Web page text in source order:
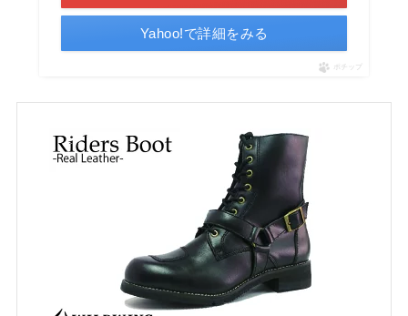
Yahoo!で詳細をみる
ポチップ